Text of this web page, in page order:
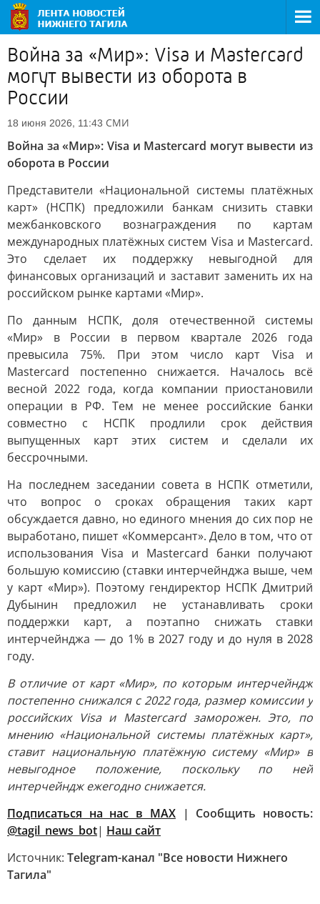
Война за «Мир»: Visa и Mastercard
могут вывести из оборота в
России
18 июня 2026, 11:43 СМИ
Война за «Мир»: Visa и Mastercard могут вывести из
оборота в России
Представители «Национальной системы платёжных
карт» (НСПК) предложили банкам снизить ставки
межбанковского вознаграждения по картам
международных платёжных систем Visa и Mastercard.
Это сделает их поддержку невыгодной для
финансовых организаций и заставит заменить их на
российском рынке картами «Мир».
По данным НСПК, доля отечественной системы
«Мир» в России в первом квартале 2026 года
превысила 75%. При этом число карт Visa и
Mastercard постепенно снижается. Началось всё
весной 2022 года, когда компании приостановили
операции в РФ. Тем не менее российские банки
совместно с НСПК продлили срок действия
выпущенных карт этих систем и сделали их
бессрочными.
На последнем заседании совета в НСПК отметили,
что вопрос о сроках обращения таких карт
обсуждается давно, но единого мнения до сих пор не
выработано, пишет «Коммерсант». Дело в том, что от
использования Visa и Mastercard банки получают
большую комиссию (ставки интерчейнджа выше, чем
у карт «Мир»). Поэтому гендиректор НСПК Дмитрий
Дубынин предложил не устанавливать сроки
поддержки карт, а поэтапно снижать ставки
интерчейнджа — до 1% в 2027 году и до нуля в 2028
году.
В отличие от карт «Мир», по которым интерчейндж
постепенно снижался с 2022 года, размер комиссии у
российских Visa и Mastercard заморожен. Это, по
мнению «Национальной системы платёжных карт»,
ставит национальную платёжную систему «Мир» в
невыгодное положение, поскольку по ней
интерчейндж ежегодно снижается.
Подписаться на нас в MAX | Сообщить новость:
@tagil_news_bot| Наш сайт
Источник: Telegram-канал "Все новости Нижнего
Тагила"